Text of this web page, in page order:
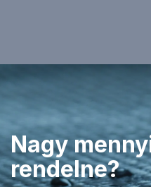
Nagy
rendelne?